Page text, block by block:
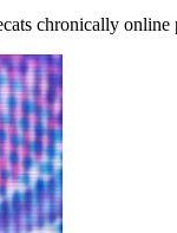
chronically online